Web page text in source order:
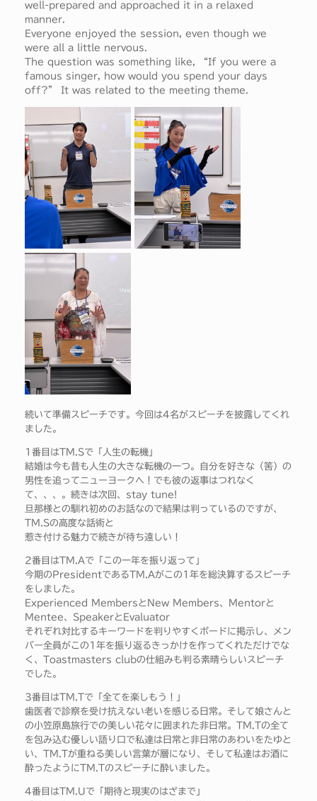
well-prepared and approached it in a relaxed
manner.
Everyone enjoyed the session, even though we
were all a little nervous.
The question was something like, “If you were a
famous singer, how would you spend your days
off?” It was related to the meeting theme.
続いて準備スピーチです。今回は4名がスピーチを披露してくれ
ました。
1番目はTM.Sで「人生の転機」
結婚は今も昔も人生の大きな転機の一つ。自分を好きな（筈）の
男性を追ってニューヨークへ！でも彼の返事はつれなく
て、、、。続きは次回、stay tune!
旦那様との馴れ初めのお話なので結果は判っているのですが、
TM.Sの高度な話術と
惹き付ける魅力で続きが待ち遠しい！
2番目はTM.Aで「この一年を振り返って」
今期のPresidentであるTM.Aがこの1年を総決算するスピーチ
をしました。
Experienced MembersとNew Members、Mentorと
Mentee、SpeakerとEvaluator
それぞれ対比するキーワードを判りやすくボードに掲示し、メン
バー全員がこの1年を振り返るきっかけを作ってくれただけでな
く、Toastmasters clubの仕組みも判る素晴らしいスピーチ
でした。
3番目はTM.Tで「全てを楽しもう！」
歯医者で診察を受け抗えない老いを感じる日常。そして娘さんと
の小笠原島旅行での美しい花々に囲まれた非日常。TM.Tの全て
を包み込む優しい語り口で私達は日常と非日常のあわいをたゆと
い、TM.Tが重ねる美しい言葉が層になり、そして私達はお酒に
酔ったようにTM.Tのスピーチに酔いました。
4番目はTM.Uで「期待と現実のはざまで」